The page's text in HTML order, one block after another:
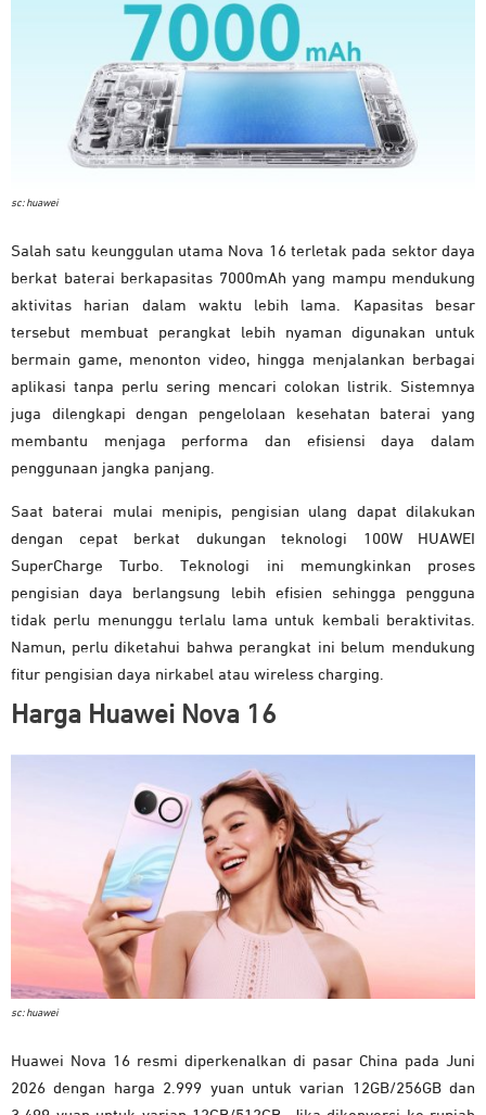
sc: huawei
Salah satu keunggulan utama Nova 16 terletak pada sektor daya
berkat baterai berkapasitas 7000mAh yang mampu mendukung
aktivitas harian dalam waktu lebih lama. Kapasitas besar
tersebut membuat perangkat lebih nyaman digunakan untuk
bermain game, menonton video, hingga menjalankan berbagai
aplikasi tanpa perlu sering mencari colokan listrik. Sistemnya
juga dilengkapi dengan pengelolaan kesehatan baterai yang
membantu menjaga performa dan efisiensi daya dalam
penggunaan jangka panjang.
Saat baterai mulai menipis, pengisian ulang dapat dilakukan
dengan cepat berkat dukungan teknologi 100W HUAWEI
SuperCharge Turbo. Teknologi ini memungkinkan proses
pengisian daya berlangsung lebih efisien sehingga pengguna
tidak perlu menunggu terlalu lama untuk kembali beraktivitas.
Namun, perlu diketahui bahwa perangkat ini belum mendukung
fitur pengisian daya nirkabel atau wireless charging.
Harga Huawei Nova 16
sc: huawei
Huawei Nova 16 resmi diperkenalkan di pasar China pada Juni
2026 dengan harga 2.999 yuan untuk varian 12GB/256GB dan